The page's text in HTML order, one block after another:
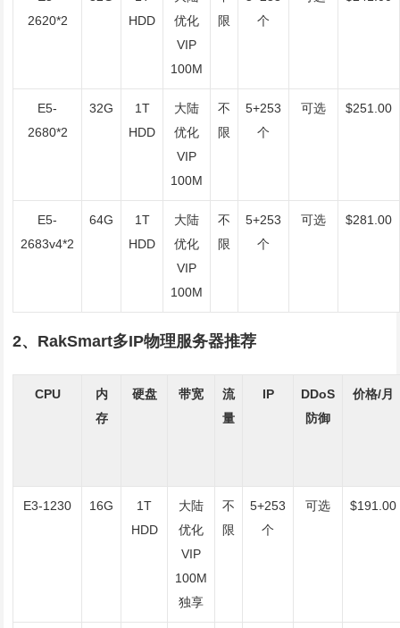
2620*2
HDD
优化
VIP
100M
限
个
E5-
2680*2
32G
1T
HDD
大陆
优化
VIP
100M
不
限
5+253
个
可选 $251.00
E5-
2683v4*2
64G
1T
HDD
大陆
优化
VIP
100M
不
限
5+253
个
可选 $281.00
2、RakSmart多IP物理服务器推荐
CPU
内
存
硬盘 带宽
流
量
IP
DDoS
防御
价格/月
E3-1230 16G
1T
HDD
大陆
优化
VIP
100M
独享
不
限
5+253
个
可选 $191.00